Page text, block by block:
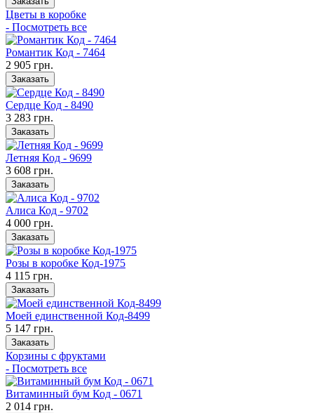
Цветы в коробке
- Посмотреть все
Романтик Код - 7464
2 905 грн.
Заказать
Сердце Код - 8490
3 283 грн.
Заказать
Летняя Код - 9699
3 608 грн.
Заказать
Алиса Код - 9702
4 000 грн.
Заказать
Розы в коробке Код-1975
4 115 грн.
Заказать
Моей единственной Код-8499
5 147 грн.
Заказать
Корзины с фруктами
- Посмотреть все
Витаминный бум Код - 0671
2 014 грн.